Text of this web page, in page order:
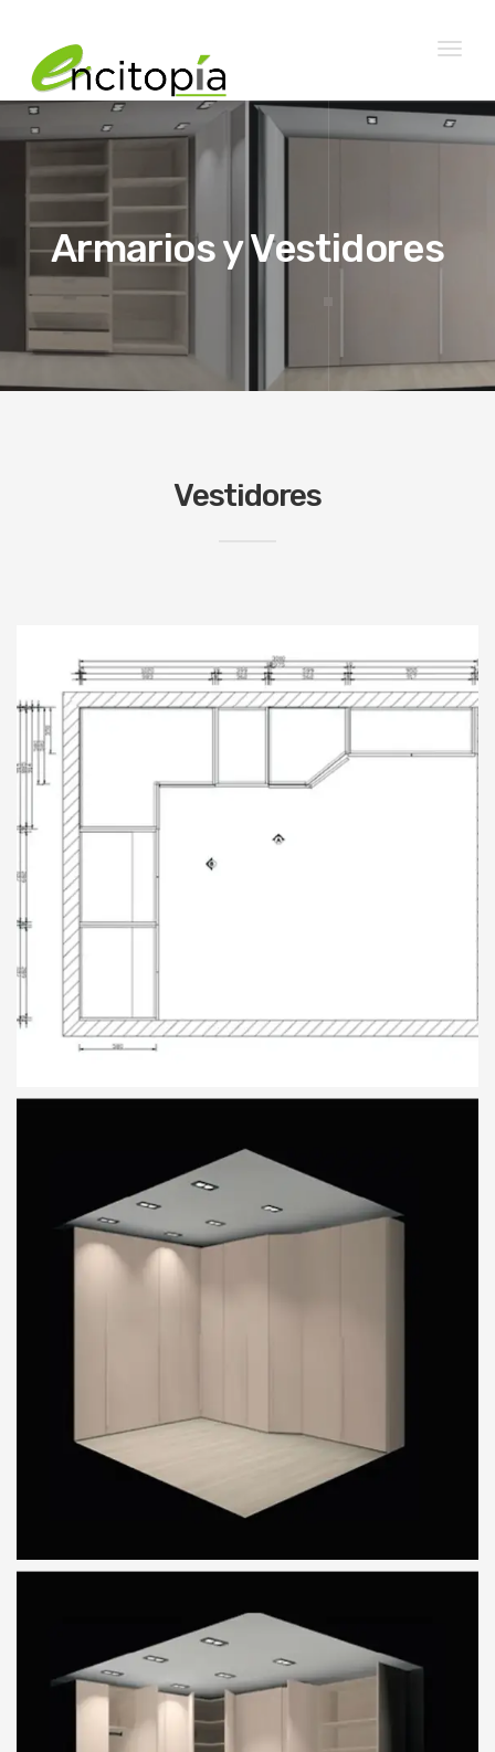
Toggle
Armarios y Vestidores
Vestidores